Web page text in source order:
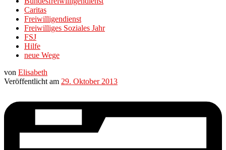
Caritas
Freiwilligendienst
Freiwilliges Soziales Jahr
FSJ
Hilfe
neue Wege
von Elisabeth
Veröffentlicht am 29. Oktober 2013